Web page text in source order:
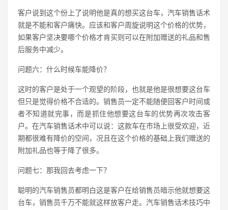
客户说到这个份上了说明他是真的想买这台车，汽车销售话术
就是不能和客户痛快。应该和客户周旋说明这个价格的优势，
如果客户坚决要哪个价格才肯买则可以在附加赠送的礼品和售
后服务中减少。
问题六：什么时候车能降价？
这时的客户是处于一个观望的阶段，也就是他是很想要这台车
但只是觉得价格不合适的。销售员一定不能随便回客户时间或
者不知道就完事，而是抓住他想要这台车的优势再次攻击客
户。在汽车销售话术中可以说：这款车在市场上很受欢迎，近
期都很难有降价的空间，况且在这个价格的基础上我们赠送的
附加礼品也等于降了很多。
问题七：那我回去考虑一下？
聪明的汽车销售员都明白这是客户在给销售员暗示他就想要这
台车，销售员千万不能就这样放客户走。汽车销售话术技巧中